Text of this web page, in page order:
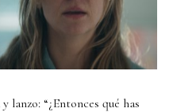
lanzo: “¿Entonces qué has